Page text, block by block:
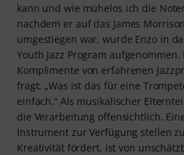
kann und wie mühelos ich die
nachdem er auf das James
umgestiegen war, wurde Enzo in
Youth Jazz Program
Komplimente von erfahrenen
fragt: „Was ist das für eine
einfach.“ Als musikalischer
die Verarbeitung offensichtlich.
Instrument zur Verfügung stellen
Kreativität fördert, ist von